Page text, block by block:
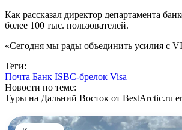
Как рассказал директор департамента
более 100 тыс. пользователей.
«Сегодня мы рады объединить усилия с
Теги:
Почта Банк ISBC-брелок Visa
Новости по теме:
Туры на Дальний Восток от BestArctic.ru